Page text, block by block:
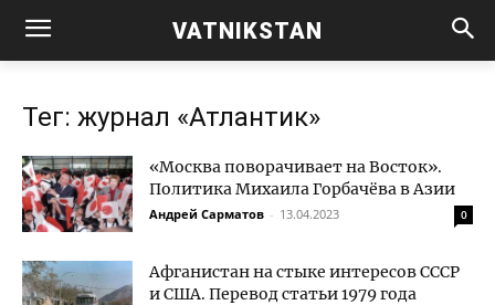
VATNIKSTAN
Тег: журнал «Атлантик»
«Москва поворачивает на Восток».
Политика Михаила Горбачёва в Азии
Андрей Сарматов - 13.04.2023 0
Афганистан на стыке интересов СССР
и США. Перевод статьи 1979 года